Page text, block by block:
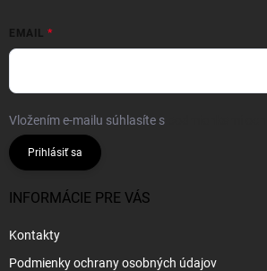
EMAIL
Vložením e-mailu súhlasíte s
Prihlásiť sa
INFORMÁCIE PRE VÁS
Kontakty
Podmienky ochrany osobných údajov